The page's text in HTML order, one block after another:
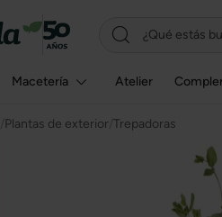
Macetería Atelier
Plantas de exterior Trepadoras